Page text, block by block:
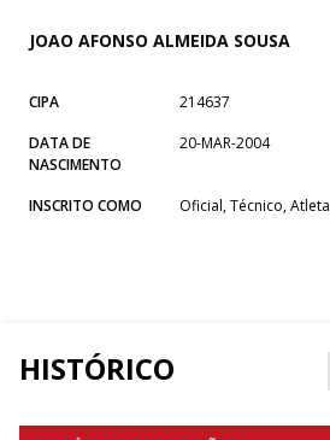
JOAO AFONSO ALMEIDA SOUSA
CIPA
214637
DATA DE
NASCIMENTO
20-MAR-2004
INSCRITO COMO Oficial, Técnico, Atleta
HISTÓRICO